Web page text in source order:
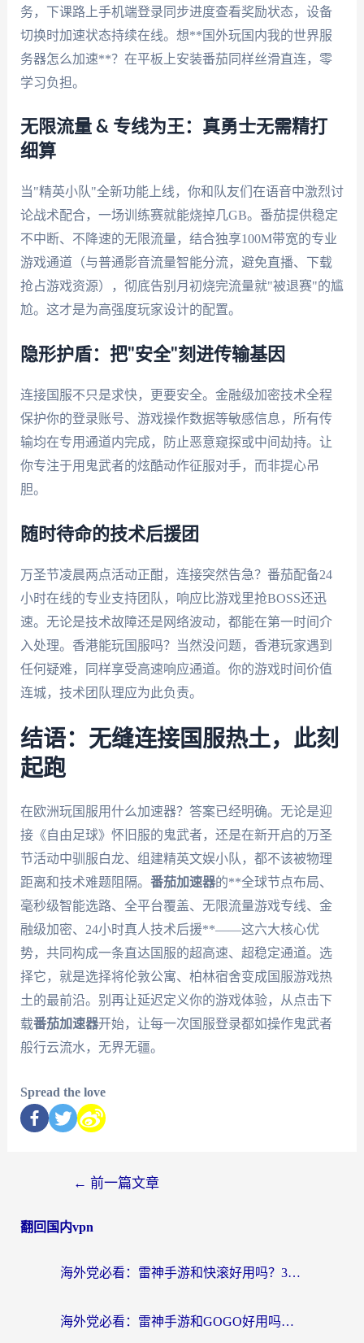
务，下课路上手机端登录同步进度查看奖励状态，设备
切换时加速状态持续在线。想**国外玩国内我的世界服
务器怎么加速**？在平板上安装番茄同样丝滑直连，零
学习负担。
无限流量 & 专线为王：真勇士无需精打
细算
当"精英小队"全新功能上线，你和队友们在语音中激烈讨
论战术配合，一场训练赛就能烧掉几GB。番茄提供稳定
不中断、不降速的无限流量，结合独享100M带宽的专业
游戏通道（与普通影音流量智能分流，避免直播、下载
抢占游戏资源），彻底告别月初烧完流量就"被退赛"的尴
尬。这才是为高强度玩家设计的配置。
隐形护盾：把"安全"刻进传输基因
连接国服不只是求快，更要安全。金融级加密技术全程
保护你的登录账号、游戏操作数据等敏感信息，所有传
输均在专用通道内完成，防止恶意窥探或中间劫持。让
你专注于用鬼武者的炫酷动作征服对手，而非提心吊
胆。
随时待命的技术后援团
万圣节凌晨两点活动正酣，连接突然告急？番茄配备24
小时在线的专业支持团队，响应比游戏里抢BOSS还迅
速。无论是技术故障还是网络波动，都能在第一时间介
入处理。香港能玩国服吗？当然没问题，香港玩家遇到
任何疑难，同样享受高速响应通道。你的游戏时间价值
连城，技术团队理应为此负责。
结语：无缝连接国服热土，此刻
起跑
在欧洲玩国服用什么加速器？答案已经明确。无论是迎
接《自由足球》怀旧服的鬼武者，还是在新开启的万圣
节活动中驯服白龙、组建精英文娱小队，都不该被物理
距离和技术难题阻隔。 番茄加速器的**全球节点布局、
毫秒级智能选路、全平台覆盖、无限流量游戏专线、金
融级加密、24小时真人技术后援**——这六大核心优
势，共同构成一条直达国服的超高速、超稳定通道。选
择它，就是选择将伦敦公寓、柏林宿舍变成国服游戏热
土的最前沿。别再让延迟定义你的游戏体验，从点击下
载番茄加速器开始，让每一次国服登录都如操作鬼武者
般行云流水，无界无疆。
Spread the love
← 前一篇文章
翻回国内vpn
海外党必看：雷神手游和快滚好用吗？3步选对回国加速器无缝刷国内资源
海外党必看：雷神手游和GOGO好用吗？3步选对回国加速器，无缝刷剧玩原神